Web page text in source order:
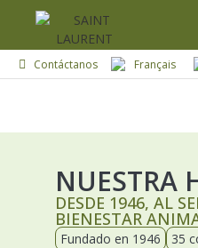
Contáctanos Français
NUESTRA
DESDE 1946, AL
BIENESTAR
Fundado en 1946
35